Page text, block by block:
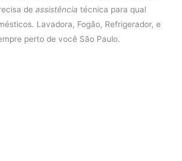
deassistência técnica para qual
Lavadora, Fogão, Refrigerador, e
perto de você São Paulo.